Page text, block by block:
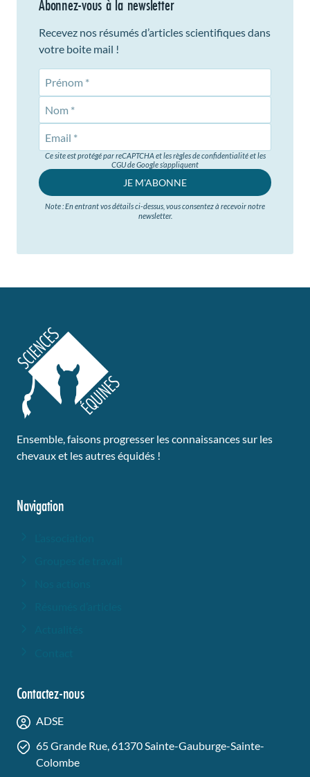
Abonnez-vous à la newsletter
Recevez nos résumés d’articles scientifiques dans
votre boite mail !
Prénom
Nom
Ce site est protégé par reCAPTCHA et les règles de confidentialité et les
CGU de Google s’appliquent
JE M'ABONNE
Note : En entrant vos détails ci-dessus, vous consentez à recevoir notre
newsletter.
Ensemble, faisons progresser les connaissances sur les
chevaux et les autres équidés !
Navigation
Contactez-nous
ADSE
65 Grande Rue, 61370 Sainte-Gauburge-Sainte-
Colombe